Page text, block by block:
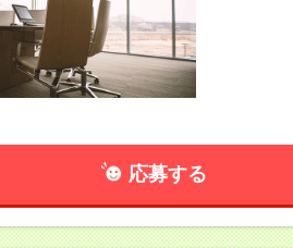
応募する